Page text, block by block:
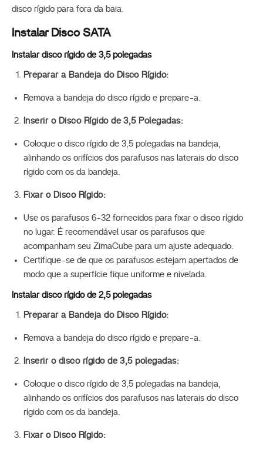
disco rígido para fora da baia.
Instalar Disco SATA
Instalar disco rígido de 3,5 polegadas
Preparar a Bandeja do Disco Rígido:
Remova a bandeja do disco rígido e prepare-a.
Inserir o Disco Rígido de 3,5 Polegadas:
Coloque o disco rígido de 3,5 polegadas na bandeja,
alinhando os orifícios dos parafusos nas laterais do disco
rígido com os da bandeja.
Fixar o Disco Rígido:
Use os parafusos 6-32 fornecidos para fixar o disco rígido
no lugar. É recomendável usar os parafusos que
acompanham seu ZimaCube para um ajuste adequado.
Certifique-se de que os parafusos estejam apertados de
modo que a superfície fique uniforme e nivelada.
Instalar disco rígido de 2,5 polegadas
Preparar a Bandeja do Disco Rígido:
Remova a bandeja do disco rígido e prepare-a.
Inserir o disco rígido de 3,5 polegadas:
Coloque o disco rígido de 3,5 polegadas na bandeja,
alinhando os orifícios dos parafusos nas laterais do disco
rígido com os da bandeja.
Fixar o Disco Rígido: